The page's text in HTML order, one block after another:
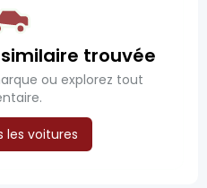
trouvée
ou explorez tout
les voitures